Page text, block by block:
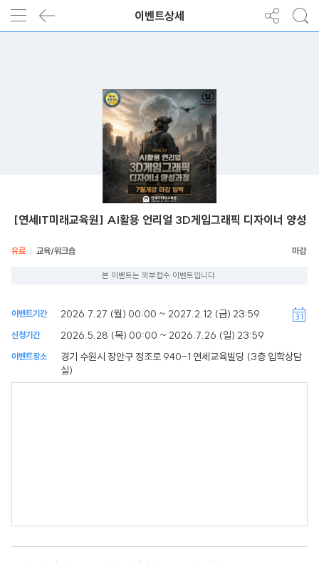
이벤트상세
[연세IT미래교육원] AI활용 언리얼 3D게임그래픽 디자이너 양성
유료 교육/워크숍
본 이벤트는 외부접수 이벤트입니다.
이벤트기간 2026.7.27 (월) 00:00 ~ 2027.2.12 (금) 23:59
신청기간 2026.5.28 (목) 00:00 ~ 2026.7.26 (일) 23:59
이벤트장소
경기 수원시 장안구 정조로 940-1 연세교육빌딩 (3층 입학상담
실)